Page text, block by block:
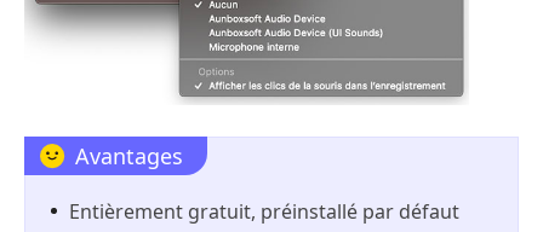
Avantages
Entièrement gratuit, préinstallé par défaut